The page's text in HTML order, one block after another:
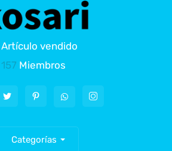
Artículo vendido
157 Miembros
Categorías